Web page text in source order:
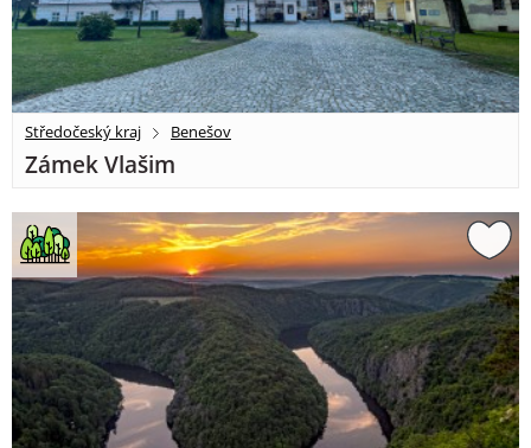
Středočeský kraj Benešov
Zámek Vlašim